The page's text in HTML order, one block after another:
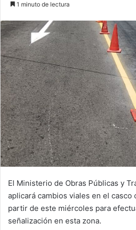
1 minuto de lectura
El Ministerio de Obras Públicas y
aplicará cambios viales en el casco
partir de este miércoles para
señalización en esta zona.